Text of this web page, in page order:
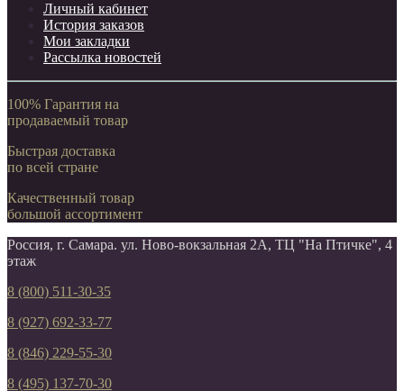
Личный кабинет
История заказов
Мои закладки
Рассылка новостей
100% Гарантия на
продаваемый товар
Быстрая доставка
по всей стране
Качественный товар
большой ассортимент
Россия, г. Самара. ул. Ново-вокзальная 2А, ТЦ "На Птичке", 4
этаж
8 (800) 511-30-35
8 (927) 692-33-77
8 (846) 229-55-30
8 (495) 137-70-30